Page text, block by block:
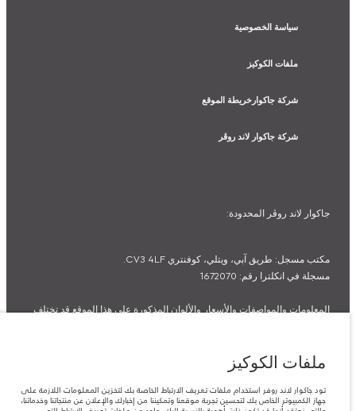
سياسة الخصوصية
ملفات الكوكيز
شركة جاكوارخريطة الموقع
شركة جاكوار لاند روڤر
جاكوار لاند روڨر المحدودة:
مكتب مسجل: طريق آبي، ويتلي، كوفنتري CV3 4LF.
مسجلة في انكلترا رقم: 1672070
المعلومات والمواصفات والأسعار والألوان المذكورة على هذا الموقع قد تختلف
الأرقام المقدمة هي نتيجة لاختبارات المصنع الرسمية وفقاً لتشريعات الاتحاد
الأوروبي. قد يتباين استهلك الوقود الفعلي للمركبة عن ذلك المتحقق في تلك
الاختبارات كما أن هذه الأرقام بغرض المقارنة فحسب.
ملفات الكوكيز
تود جاكوار لاند روفر استخدام ملفات تعريف الارتباط الخاصة بك لتخزين المعلومات اللازمة على
جهاز الكمبيوتر الخاص بك لتحسين تجربة موقعنا وتمكيننا من إخبارك والإعلان عن منتجاتنا وخدماتنا،